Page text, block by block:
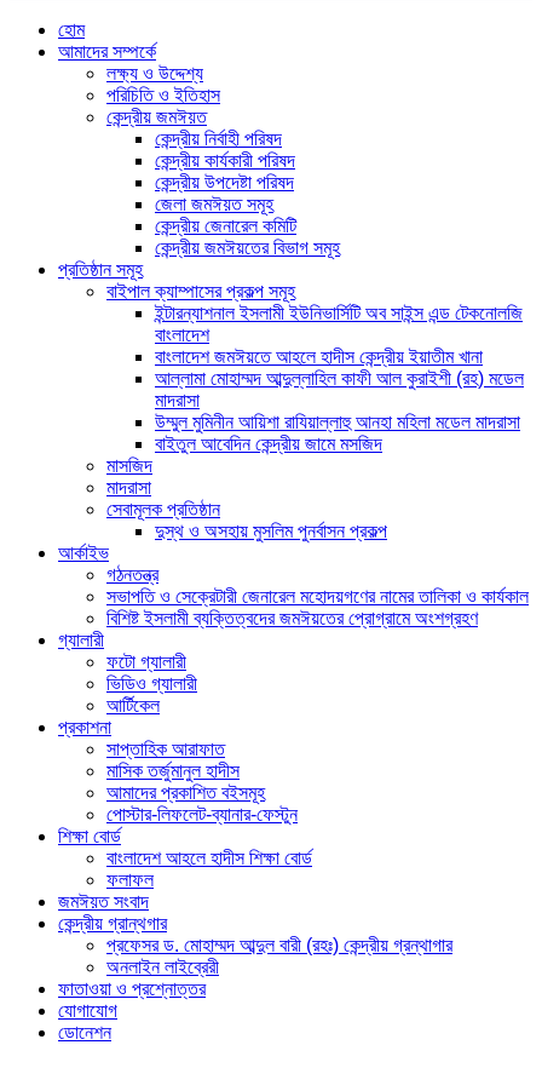
হোম
আমাদের সম্পর্কে
লক্ষ্য ও উদ্দেশ্য
পরিচিতি ও ইতিহাস
কেন্দ্রীয় জমঈয়ত
কেন্দ্রীয় নির্বাহী পরিষদ
কেন্দ্রীয় কার্যকারী পরিষদ
কেন্দ্রীয় উপদেষ্টা পরিষদ
জেলা জমঈয়ত সমূহ
কেন্দ্রীয় জেনারেল কমিটি
কেন্দ্রীয় জমঈয়তের বিভাগ সমূহ
প্রতিষ্ঠান সমূহ
বাইপাল ক্যাম্পাসের প্রকল্প সমূহ
ইন্টারন্যাশনাল ইসলামী ইউনিভার্সিটি অব সাইন্স এন্ড টেকনোলজি
বাংলাদেশ
বাংলাদেশ জমঈয়তে আহলে হাদীস কেন্দ্রীয় ইয়াতীম খানা
আল্লামা মোহাম্মদ আব্দুল্লাহিল কাফী আল কুরাইশী (রহ) মডেল
মাদরাসা
উম্মুল মুমিনীন আয়িশা রাযিয়াল্লাহু আনহা মহিলা মডেল মাদরাসা
বাইতুল আবেদিন কেন্দ্রীয় জামে মসজিদ
মাসজিদ
মাদরাসা
সেবামূলক প্রতিষ্ঠান
দুস্থ ও অসহায় মুসলিম পুনর্বাসন প্রকল্প
আর্কাইভ
গঠনতন্ত্র
সভাপতি ও সেক্রেটারী জেনারেল মহোদয়গণের নামের তালিকা ও কার্যকাল
বিশিষ্ট ইসলামী ব্যক্তিত্বদের জমঈয়তের প্রোগ্রামে অংশগ্রহণ
গ্যালারী
ফটো গ্যালারী
ভিডিও গ্যালারী
আর্টিকেল
প্রকাশনা
সাপ্তাহিক আরাফাত
মাসিক তর্জুমানুল হাদীস
আমাদের প্রকাশিত বইসমূহ
পোস্টার-লিফলেট-ব্যানার-ফেস্টুন
শিক্ষা বোর্ড
বাংলাদেশ আহলে হাদীস শিক্ষা বোর্ড
ফলাফল
জমঈয়ত সংবাদ
কেন্দ্রীয় গ্রান্থগার
প্রফেসর ড. মোহাম্মদ আব্দুল বারী (রহঃ) কেন্দ্রীয় গ্রন্থাগার
অনলাইন লাইব্রেরী
ফাতাওয়া ও প্রশ্নোত্তর
যোগাযোগ
ডোনেশন